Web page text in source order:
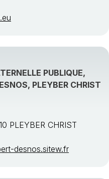
PUBLIQUE,
PLEYBER CHRIST
PLEYBER CHRIST
desnos.sitew.fr